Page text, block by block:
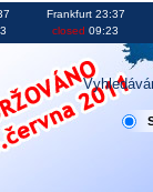
akcie kurzyFrankfurt 23:37
closed 09:23